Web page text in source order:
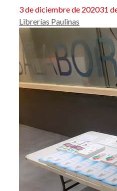
3 de diciembre de 202031
Librerías Paulinas